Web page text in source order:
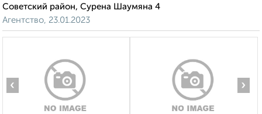
Советский район, Сурена Шаумяна 4
Агентство, 23.01.2023
‹ ›